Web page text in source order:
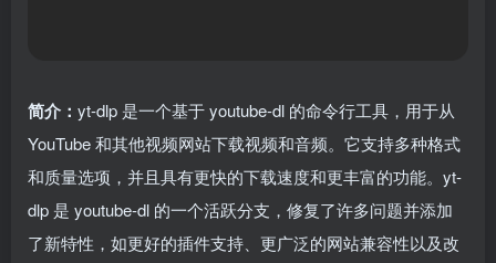
简介： yt-dlp 是一个基于 youtube-dl 的命令行工具，用于从
YouTube 和其他视频网站下载视频和音频。它支持多种格式
和质量选项，并且具有更快的下载速度和更丰富的功能。yt-
dlp 是 youtube-dl 的一个活跃分支，修复了许多问题并添加
了新特性，如更好的插件支持、更广泛的网站兼容性以及改